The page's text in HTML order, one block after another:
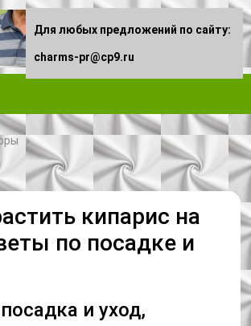
кипарис на
по посадке и
и уход,
Для любых предложений по сайту:
charms-pr@cp9.ru